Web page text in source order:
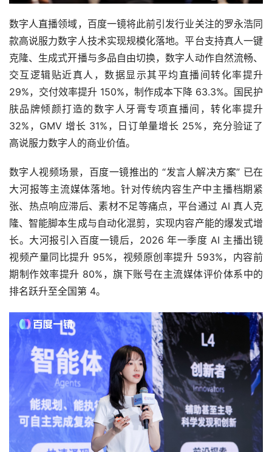
数字人直播领域，百度一镜将此前引发行业关注的罗永浩同
款高说服力数字人技术实现规模化落地。平台支持真人一键
克隆、生成式开播与多品自由切换，数字人动作自然流畅、
交互逻辑贴近真人，数据显示其平均直播间转化率提升
29%，交付效率提升 150%，制作成本下降 63.3%。国民护
肤品牌倾颜打造的数字人牙膏专项直播间，转化率提升
32%，GMV 增长 31%，日订单量增长 25%，充分验证了
高说服力数字人的商业价值。
数字人视频场景，百度一镜推出的 “发言人解决方案” 已在
大河报等主流媒体落地。针对传统内容生产中主播档期紧
张、热点响应滞后、素材不足等痛点，平台通过 AI 真人克
隆、智能脚本生成与自动化混剪，实现内容产能的爆发式增
长。大河报引入百度一镜后，2026 年一季度 AI 主播出镜
视频产量同比提升 95%，视频原创率提升 593%，内容前
期制作效率提升 80%，旗下账号在主流媒体评价体系中的
排名跃升至全国第 4。